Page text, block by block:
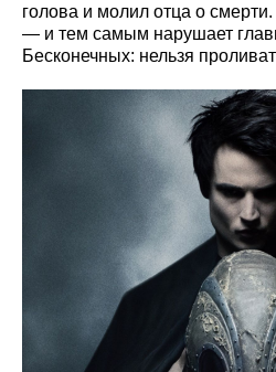
голова и молил отца о
— и тем самым нарушает
Бесконечных: нельзя